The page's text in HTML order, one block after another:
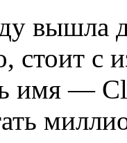
вышла
стоит с
имя —